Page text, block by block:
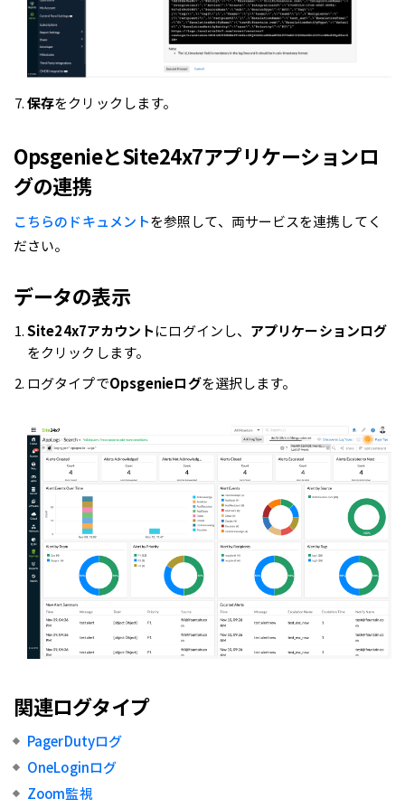
保存をクリックします。
OpsgenieとSite24x7アプリケーションロ
グの連携
こちらのドキュメントを参照して、両サービスを連携してく
ださい。
データの表示
Site24x7アカウントにログインし、 アプリケーションログ
をクリックします。
ログタイプでOpsgenieログを選択します。
関連ログタイプ
PagerDutyログ
OneLoginログ
Zoom監視